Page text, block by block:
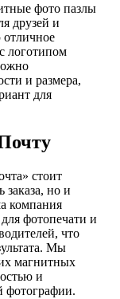
фото пазлы
друзей и
логотипом
и размера,
для
стоит
заказа, но и
компания
фотопечати и
что
Мы
магнитных
и
фотографии.